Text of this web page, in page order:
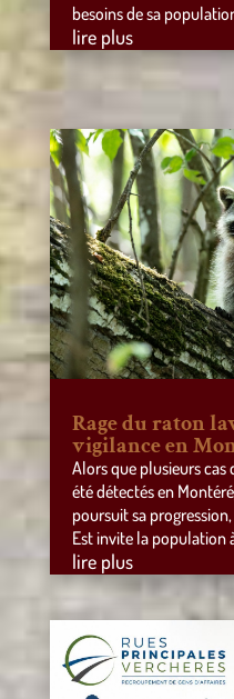
besoins de sa
lire plus
Rage du raton
vigilance en
Alors que plusieurs
été détectés en
poursuit sa
Est invite la population
lire plus